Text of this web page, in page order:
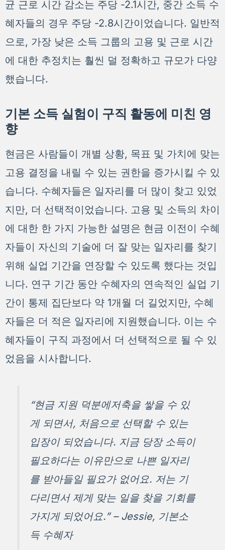
균 근로 시간 감소는 주당 -2.1시간, 중간 소득 수
혜자들의 경우 주당 -2.8시간이었습니다. 일반적
으로, 가장 낮은 소득 그룹의 고용 및 근로 시간
에 대한 추정치는 훨씬 덜 정확하고 규모가 다양
했습니다.
기본 소득 실험이 구직 활동에 미친 영
향
현금은 사람들이 개별 상황, 목표 및 가치에 맞는
고용 결정을 내릴 수 있는 권한을 증가시킬 수 있
습니다. 수혜자들은 일자리를 더 많이 찾고 있었
지만, 더 선택적이었습니다. 고용 및 소득의 차이
에 대한 한 가지 가능한 설명은 현금 이전이 수혜
자들이 자신의 기술에 더 잘 맞는 일자리를 찾기
위해 실업 기간을 연장할 수 있도록 했다는 것입
니다. 연구 기간 동안 수혜자의 연속적인 실업 기
간이 통제 집단보다 약 1개월 더 길었지만, 수혜
자들은 더 적은 일자리에 지원했습니다. 이는 수
혜자들이 구직 과정에서 더 선택적으로 될 수 있
었음을 시사합니다.
“현금 지원 덕분에저축을 쌓을 수 있
게 되면서, 처음으로 선택할 수 있는
입장이 되었습니다. 지금 당장 소득이
필요하다는 이유만으로 나쁜 일자리
를 받아들일 필요가 없어요. 저는 기
다리면서 제게 맞는 일을 찾을 기회를
가지게 되었어요.” – Jessie, 기본소
득 수혜자